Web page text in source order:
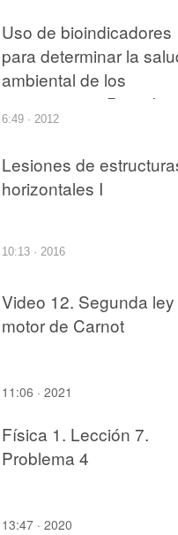
Uso de bioindicadores
para determinar la
ambiental de los
ecosistemas. Parte I
6:49 · 2012
Lesiones de
horizontales I
10:13 · 2016
Video 12. Segunda
motor de Carnot
11:06 · 2021
Física 1. Lección 7.
Problema 4
13:47 · 2020